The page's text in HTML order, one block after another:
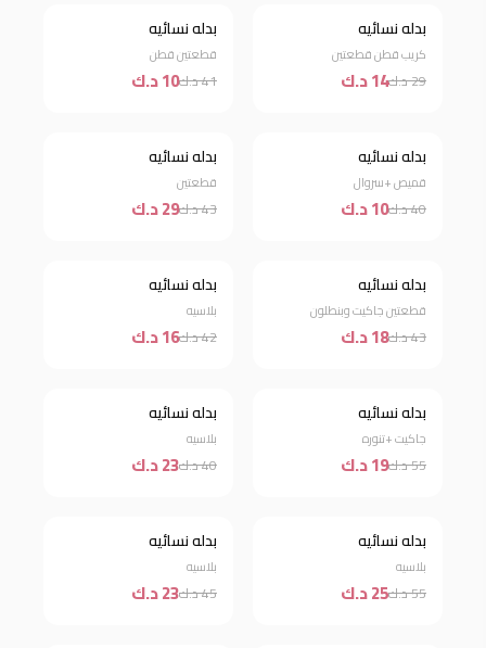
خصم 52%
بدله نسائيه
كريب قطن قطعتين
29 د.ك 14 د.ك
خصم 76%
بدله نسائيه
قطعتين قطن
41 د.ك 10 د.ك
خصم 75%
بدله نسائيه
قميص +سروال
40 د.ك 10 د.ك
خصم 33%
بدله نسائيه
قطعتين
43 د.ك 29 د.ك
خصم 58%
بدله نسائيه
قطعتين جاكيت وبنطلون
43 د.ك 18 د.ك
خصم 62%
بدله نسائيه
بلاسيه
42 د.ك 16 د.ك
خصم 65%
بدله نسائيه
جاكيت +تنوره
55 د.ك 19 د.ك
خصم 43%
بدله نسائيه
بلاسيه
40 د.ك 23 د.ك
خصم 55%
بدله نسائيه
بلاسيه
55 د.ك 25 د.ك
خصم 49%
بدله نسائيه
بلاسيه
45 د.ك 23 د.ك